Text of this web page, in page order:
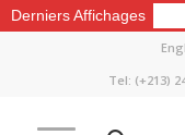
Derniers Affichages
Tel: (+213)